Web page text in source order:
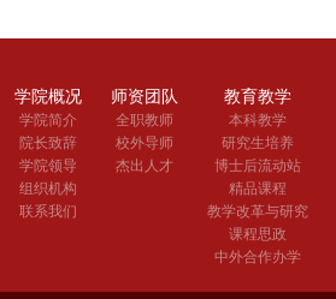
学院概况
学院简介
院长致辞
学院领导
组织机构
联系我们
师资团队
全职教师
校外导师
杰出人才
教育教学
本科教学
研究生培养
博士后流动站
精品课程
教学改革与研究
课程思政
中外合作办学